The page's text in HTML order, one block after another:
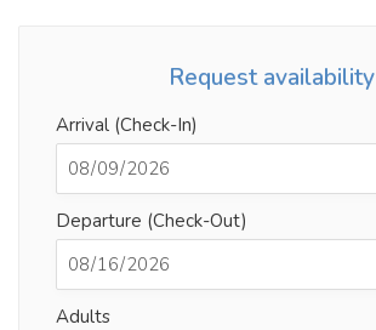
Request availability
Arrival (Check-In)
Departure (Check-Out)
Adults